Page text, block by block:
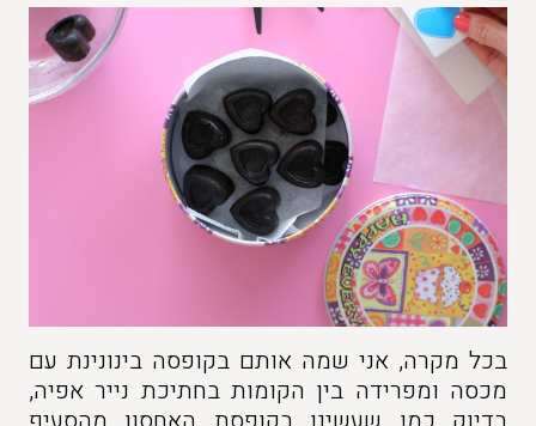
בכל מקרה, אני שמה אותם בקופסה בינונינת עם
מכסה ומפרידה בין הקומות בחתיכת נייר אפיה,